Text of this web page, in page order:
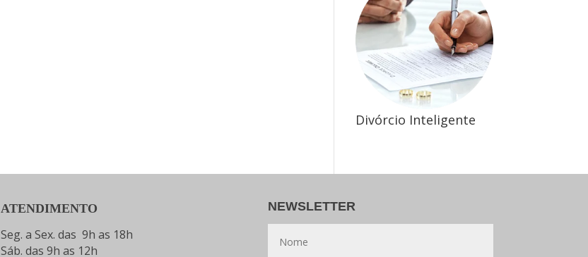
Divórcio Inteligente
ATENDIMENTO
Seg. a Sex. das 9h as 18h
Sáb. das 9h as 12h
NEWSLETTER